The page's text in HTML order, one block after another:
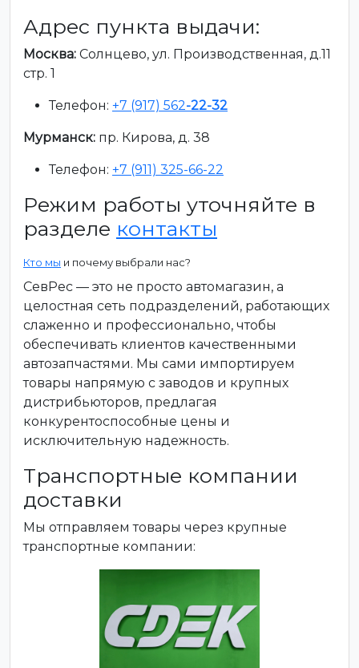
Адрес пункта выдачи:
Москва: Солнцево, ул. Производственная, д.11
стр. 1
Телефон: +7 (917) 562-22-32
Мурманск: пр. Кирова, д. 38
Телефон: +7 (911) 325-66-22
Режим работы уточняйте в
разделе контакты
Кто мы и почему выбрали нас?
СевРес — это не просто автомагазин, а
целостная сеть подразделений, работающих
слаженно и профессионально, чтобы
обеспечивать клиентов качественными
автозапчастями. Мы сами импортируем
товары напрямую с заводов и крупных
дистрибьюторов, предлагая
конкурентоспособные цены и
исключительную надежность.
Транспортные компании
доставки
Мы отправляем товары через крупные
транспортные компании: